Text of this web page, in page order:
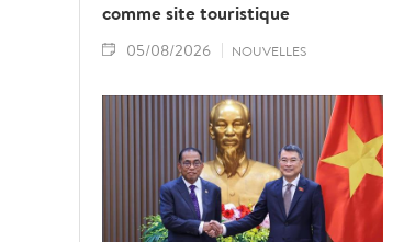
comme site touristique
05/08/2026 NOUVELLES